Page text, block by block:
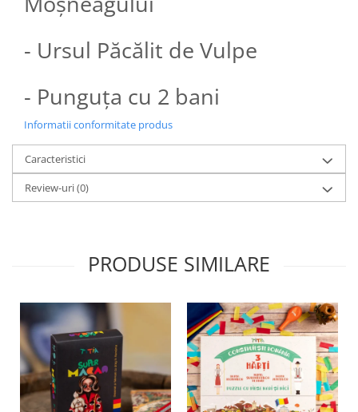
- Ursul Păcălit de Vulpe
- Punguța cu 2 bani
Informatii conformitate produs
Caracteristici
Review-uri(0)
PRODUSE SIMILARE